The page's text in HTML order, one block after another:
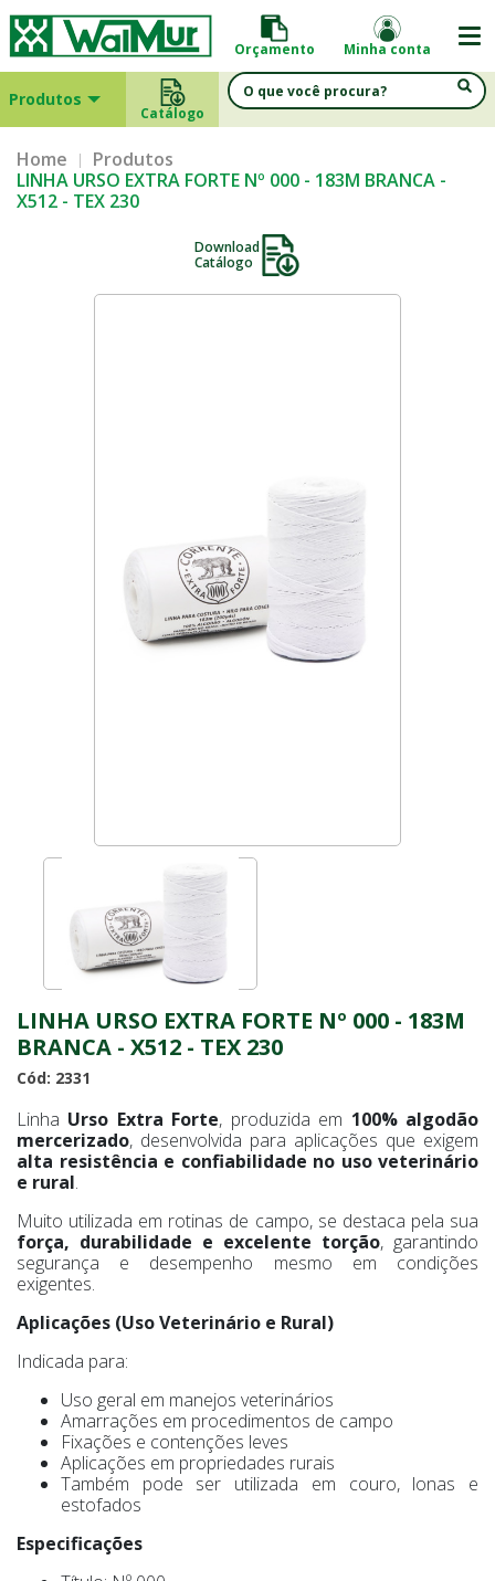
Orçamento Minha conta
Produtos
Catálogo
Home
Produtos
LINHA URSO EXTRA FORTE Nº 000 - 183M BRANCA -
X512 - TEX 230
Download
Catálogo
LINHA URSO EXTRA FORTE Nº 000 - 183M
BRANCA - X512 - TEX 230
Cód: 2331
Linha Urso Extra Forte, produzida em 100% algodão
mercerizado, desenvolvida para aplicações que exigem
alta resistência e confiabilidade no uso veterinário
e rural.
Muito utilizada em rotinas de campo, se destaca pela sua
força, durabilidade e excelente torção, garantindo
segurança e desempenho mesmo em condições
exigentes.
Aplicações (Uso Veterinário e Rural)
Indicada para:
Uso geral em manejos veterinários
Amarrações em procedimentos de campo
Fixações e contenções leves
Aplicações em propriedades rurais
Também pode ser utilizada em couro, lonas e
estofados
Especificações